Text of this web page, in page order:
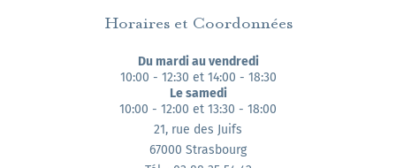
Horaires et Coordonnées
Du mardi au vendredi
10:00 - 12:30 et 14:00 - 18:30
Le samedi
10:00 - 12:00 et 13:30 - 18:00
21, rue des Juifs
67000 Strasbourg